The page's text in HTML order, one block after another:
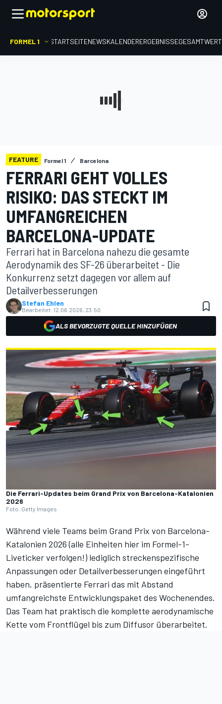
FORMEL 1 STARTSEITENEWSKALENDERERGEBNISSE
FEATURE Formel 1 Barcelona
FERRARI GEHT VOLLES
RISIKO: DAS STECKT IM
UMFANGREICHEN
BARCELONA-UPDATE
Ferrari hat in Barcelona nahezu die gesamte
Aerodynamik des SF-26 überarbeitet - Die
Konkurrenz setzt dagegen vor allem auf
Detailverbesserungen
Stefan Ehlen
Bearbeitet: 12.06.2026, 23:50
ALS BEVORZUGTE QUELLE HINZUFÜGEN
Die Ferrari-Updates beim Grand Prix von Barcelona-Katalonien
2026
Foto: Getty Images
Während viele Teams beim Grand Prix von Barcelona-
Katalonien 2026 (alle Einheiten hier im Formel-1-
Liveticker verfolgen!) lediglich streckenspezifische
Anpassungen oder Detailverbesserungen eingeführt
haben, präsentierte Ferrari das mit Abstand
umfangreichste Entwicklungspaket des Wochenendes.
Das Team hat praktisch die komplette aerodynamische
Kette vom Frontflügel bis zum Diffusor überarbeitet.